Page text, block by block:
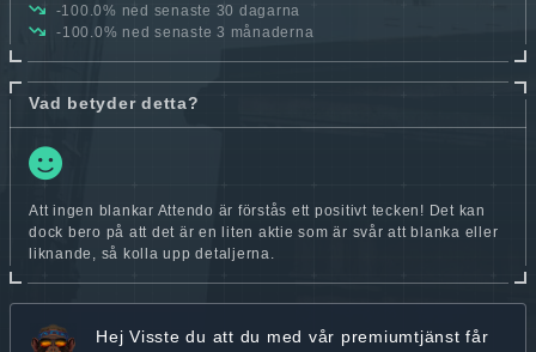
-100.0% ned senaste 30 dagarna
-100.0% ned senaste 3 månaderna
Vad betyder detta?
Att ingen blankar Attendo är förstås ett positivt tecken! Det kan
dock bero på att det är en liten aktie som är svår att blanka eller
liknande, så kolla upp detaljerna.
Hej Visste du att du med vår premiumtjänst får